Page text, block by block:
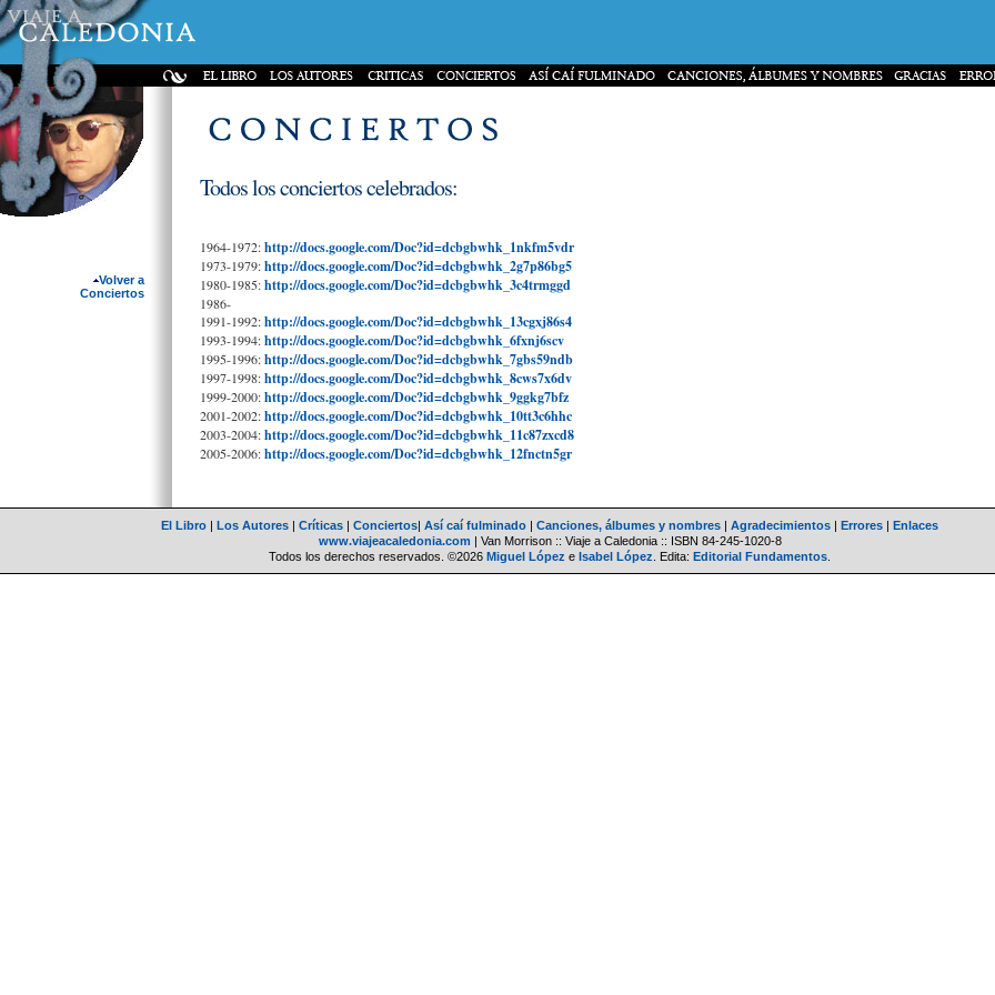
Volver a
Conciertos
Todos los conciertos celebrados:
1964-1972:http://docs.google.com/Doc?id=dcbgbwhk_1nkfm5vdr
1973-1979:http://docs.google.com/Doc?id=dcbgbwhk_2g7p86bg5
1980-1985:http://docs.google.com/Doc?id=dcbgbwhk_3c4trmggd
1986-
1991-1992:http://docs.google.com/Doc?id=dcbgbwhk_13cgxj86s4
1993-1994:http://docs.google.com/Doc?id=dcbgbwhk_6fxnj6scv
1995-1996:http://docs.google.com/Doc?id=dcbgbwhk_7gbs59ndb
1997-1998:http://docs.google.com/Doc?id=dcbgbwhk_8cws7x6dv
1999-2000:http://docs.google.com/Doc?id=dcbgbwhk_9ggkg7bfz
2001-2002:http://docs.google.com/Doc?id=dcbgbwhk_10tt3c6hhc
2003-2004:http://docs.google.com/Doc?id=dcbgbwhk_11c87zxcd8
2005-2006:http://docs.google.com/Doc?id=dcbgbwhk_12fnctn5gr
El Libro | Los Autores | Críticas | Conciertos| Así caí fulminado | Canciones, álbumes y nombres | Agradecimientos | Errores | Enlaces
www.viajeacaledonia.com | Van Morrison :: Viaje a Caledonia :: ISBN 84-245-1020-8
Todos los derechos reservados. ©2026 Miguel López e Isabel López . Edita: Editorial Fundamentos